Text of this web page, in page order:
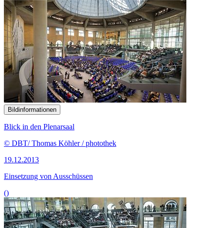
Bildinformationen
Blick in den Plenarsaal
© DBT/ Thomas Köhler / photothek
19.12.2013
Einsetzung von Ausschüssen
()